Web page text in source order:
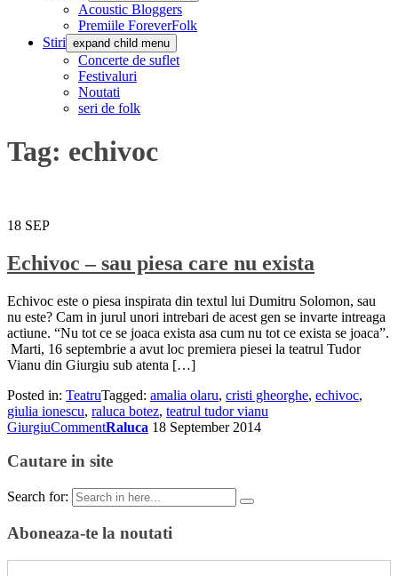
Acoustic Bloggers
Premiile ForeverFolk
Stiri expand child menu
Concerte de suflet
Festivaluri
Noutati
seri de folk
Tag: echivoc
18 SEP
Echivoc – sau piesa care nu exista
Echivoc este o piesa inspirata din textul lui Dumitru Solomon, sau
nu este? Cam in jurul unori intrebari de acest gen se invarte intreaga
actiune. “Nu tot ce se joaca exista asa cum nu tot ce exista se joaca”.
Marti, 16 septembrie a avut loc premiera piesei la teatrul Tudor
Vianu din Giurgiu sub atenta […]
Posted in: TeatruTagged: amalia olaru, cristi gheorghe, echivoc,
giulia ionescu, raluca botez, teatrul tudor vianu
GiurgiuCommentRaluca 18 September 2014
Cautare in site
Search for:
Aboneaza-te la noutati